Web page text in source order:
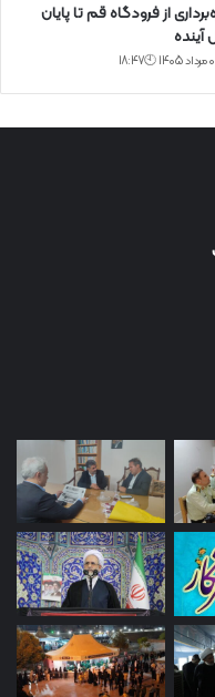
از فرودگاه قم تا پایان
آینده